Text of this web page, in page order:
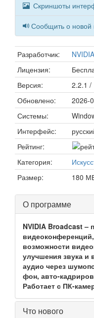
Скриншоты
Сообщить о новой
Разработчик:
Лицензия:
Версия:
2.2.1 /
Обновлено:
2026-
Системы:
Интерфейс:
Рейтинг:
Категория:
Размер:
180
О программе
NVIDIA Broadcast –
возможности
улучшения звука и
аудио через
фон, авто-
Работает с ПК-
Что нового